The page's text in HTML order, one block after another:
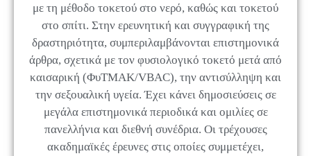
με τη μέθοδο τοκετού στο νερό, καθώς και τοκετού
στο σπίτι. Στην ερευνητική και συγγραφική της
δραστηριότητα, συμπεριλαμβάνονται επιστημονικά
άρθρα, σχετικά με τον φυσιολογικό τοκετό μετά από
καισαρική (ΦυΤΜΑΚ/VBAC), την αντισύλληψη και
την σεξουαλική υγεία. Έχει κάνει δημοσιεύσεις σε
μεγάλα επιστημονικά περιοδικά και ομιλίες σε
πανελλήνια και διεθνή συνέδρια. Οι τρέχουσες
ακαδημαϊκές έρευνες στις οποίες συμμετέχει,